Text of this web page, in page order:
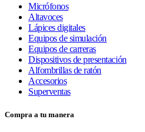
Micrófonos
Altavoces
Lápices digitales
Equipos de simulación
Equipos de carreras
Dispositivos de presentación
Alfombrillas de ratón
Accesorios
Superventas
Compra a tu manera